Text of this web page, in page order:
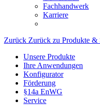
Fachhandwerk
Karriere
Zurück Zurück zu Produkte &
Unsere Produkte
Ihre Anwendungen
Konfigurator
Förderung
§14a EnWG
Service